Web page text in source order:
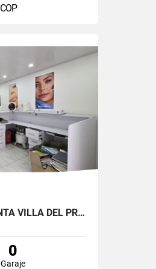
COP
CASA COMERCIAL EN VENTA VILLA DEL PRADO BOGOTÁ NORTE
0
Garaje